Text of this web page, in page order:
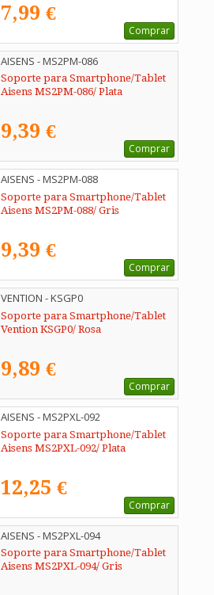
7,99 €
Comprar
AISENS - MS2PM-086
Soporte para Smartphone/Tablet
Aisens MS2PM-086/ Plata
9,39 €
Comprar
AISENS - MS2PM-088
Soporte para Smartphone/Tablet
Aisens MS2PM-088/ Gris
9,39 €
Comprar
VENTION - KSGP0
Soporte para Smartphone/Tablet
Vention KSGP0/ Rosa
9,89 €
Comprar
AISENS - MS2PXL-092
Soporte para Smartphone/Tablet
Aisens MS2PXL-092/ Plata
12,25 €
Comprar
AISENS - MS2PXL-094
Soporte para Smartphone/Tablet
Aisens MS2PXL-094/ Gris